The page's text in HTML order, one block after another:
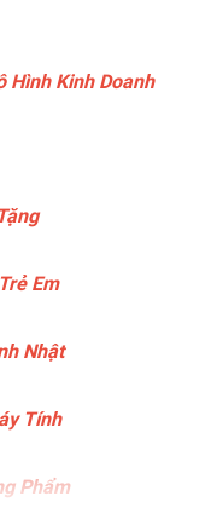
Hình Kinh Doanh
Em
Nhật
Tính
Phẩm